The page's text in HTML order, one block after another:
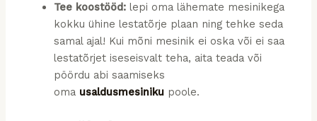
Tee koostööd: lepi oma lähemate mesinikega
kokku ühine lestatõrje plaan ning tehke seda
samal ajal! Kui mõni mesinik ei oska või ei saa
lestatõrjet iseseisvalt teha, aita teada või
pöördu abi saamiseks
oma usaldusmesiniku poole.